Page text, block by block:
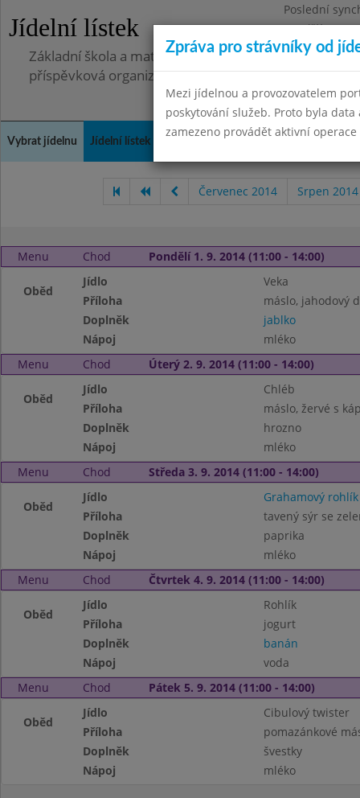
Jídelní lístek
Poslední
Pondělí
Základní škola a mateřská škola, Pavlovice u
příspěvková organizace
Vybrat jídelnu Jídelní lístek Kontakty a informace
Červenec 2014 Srpen 2014
Menu Chod Pondělí 1. 9. 2014 (11:00 - 14:00)
Oběd
Jídlo
Veka
Příloha
máslo, jahodový
Doplněk
jablko
Nápoj
mléko
Menu
Chod Úterý 2. 9. 2014 (11:00 - 14:00)
Oběd
Jídlo
Chléb
Příloha
máslo, žervé s
Doplněk
hrozno
Nápoj
mléko
Menu
Chod Středa 3. 9. 2014 (11:00 - 14:00)
Oběd
Jídlo
Grahamový rohlík
Příloha
tavený sýr se
Doplněk
paprika
Nápoj
mléko
Menu
Chod Čtvrtek 4. 9. 2014 (11:00 - 14:00)
Oběd
Jídlo
Rohlík
Příloha
jogurt
Doplněk
banán
Nápoj
voda
Menu
Chod Pátek 5. 9. 2014 (11:00 - 14:00)
Oběd
Jídlo
Cibulový twister
Příloha
pomazánkové
Doplněk
švestky
Nápoj
mléko
Zpráva pro strávníky od
Mezi jídelnou a provozovatelem
poskytování služeb. Proto byla
zamezeno provádět aktivní